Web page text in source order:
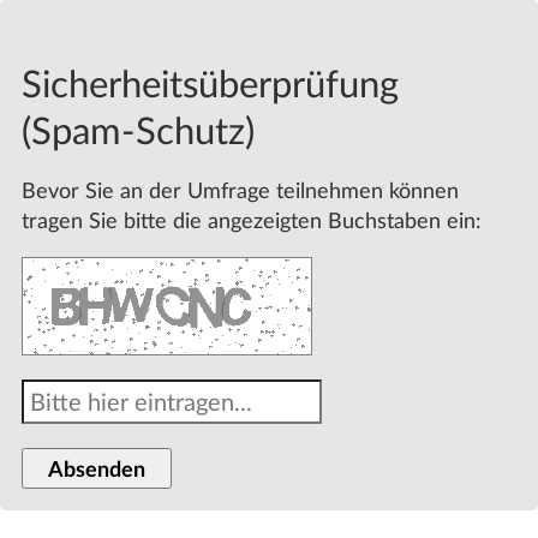
Sicherheitsüberprüfung
(Spam-Schutz)
Bevor Sie an der Umfrage teilnehmen können
tragen Sie bitte die angezeigten Buchstaben ein: